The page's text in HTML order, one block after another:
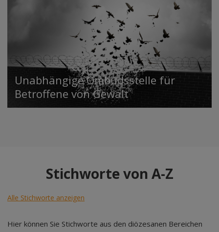
Unabhängige Ombudsstelle für
Betroffene von Gewalt
Stichworte von A-Z
Alle Stichworte anzeigen
Hier können Sie Stichworte aus den diözesanen Bereichen